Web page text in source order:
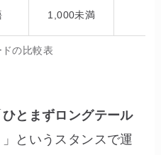
1,000未満
の比較表
ひとまずロングテール
」というスタンスで運